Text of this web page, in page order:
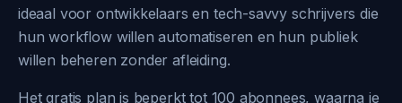
ideaal voor ontwikkelaars en tech-savvy schrijvers die
hun workflow willen automatiseren en hun publiek
willen beheren zonder afleiding.
Het gratis plan is beperkt tot 100 abonnees, waarna je